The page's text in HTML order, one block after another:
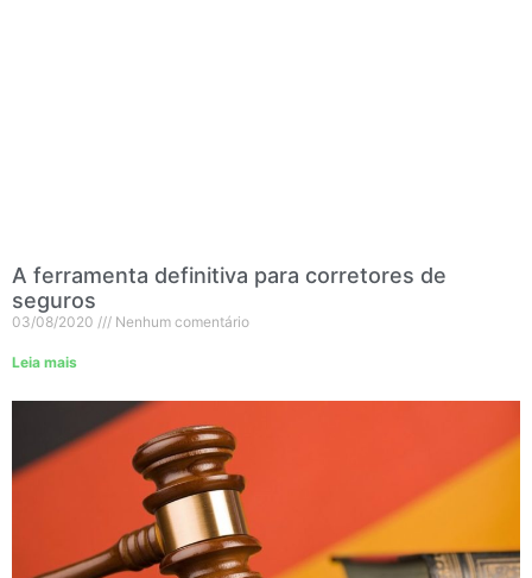
A ferramenta definitiva para corretores de
seguros
03/08/2020 Nenhum comentário
Leia mais